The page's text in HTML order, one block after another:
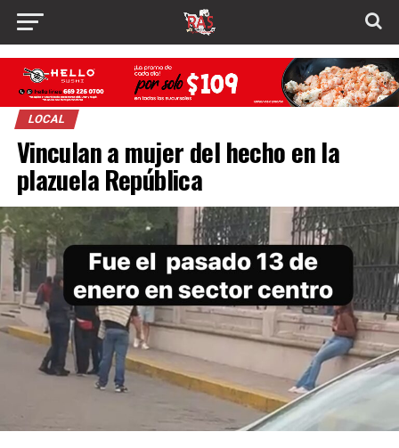
LOCAL
Vinculan a mujer del hecho en la
plazuela República